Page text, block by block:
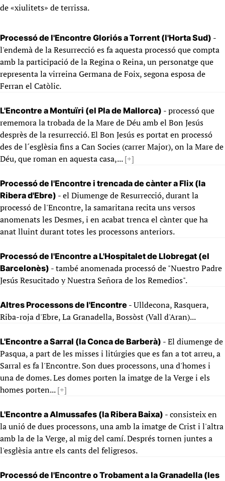
de «xiulitets» de terrissa.
Processó de l'Encontre Gloriós a Torrent (l'Horta Sud) -
l'endemà de la Resurrecció es fa aquesta processó que compta
amb la participació de la Regina o Reina, un personatge que
representa la virreina Germana de Foix, segona esposa de
Ferran el Catòlic.
L'Encontre a Montuïri (el Pla de Mallorca) - processó que
rememora la trobada de la Mare de Déu amb el Bon Jesús
desprès de la resurrecció. El Bon Jesús es portat en processó
des de l´esglèsia fins a Can Socies (carrer Major), on la Mare de
Déu, que roman en aquesta casa,...[+]
Processó de l'Encontre i trencada de cànter a Flix (la
Ribera d'Ebre) - el Diumenge de Resurrecció, durant la
processó de l'Encontre, la samaritana recita uns versos
anomenats les Desmes, i en acabat trenca el cànter que ha
anat lluint durant totes les processons anteriors.
Processó de l'Encontre a L'Hospitalet de Llobregat (el
Barcelonès) - també anomenada processó de "Nuestro Padre
Jesús Resucitado y Nuestra Señora de los Remedios".
Altres Processons de l'Encontre - Ulldecona, Rasquera,
Riba-roja d'Ebre, La Granadella, Bossòst (Vall d'Aran)...
L'Encontre a Sarral (la Conca de Barberà) - El diumenge de
Pasqua, a part de les misses i litúrgies que es fan a tot arreu, a
Sarral es fa l'Encontre. Son dues processons, una d'homes i
una de domes. Les domes porten la imatge de la Verge i els
homes porten...[+]
L'Encontre a Almussafes (la Ribera Baixa) - consisteix en
la unió de dues processons, una amb la imatge de Crist i l'altra
amb la de la Verge, al mig del camí. Després tornen juntes a
l'esglèsia antre els cants del feligresos.
Processó de l'Encontre o Trobament a la Granadella (les